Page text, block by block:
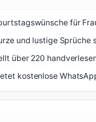
für
und lustige Sprüche
über 220
kostenlose